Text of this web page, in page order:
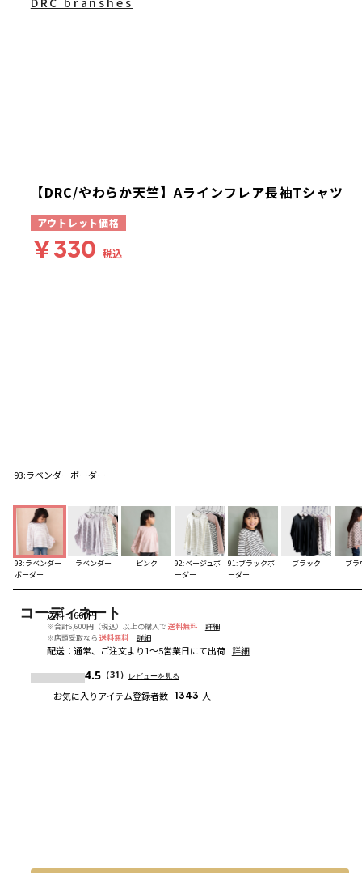
93:ラベンダーボーダー
93:ラベンダー
ボーダー
ラベンダー ピンク
92:ベージュボ
ーダー
91:ブラックボ
ーダー
ブラック ブラ
コーディネート
送料：660円
※合計6,600円（税込）以上の購入で 送料無料
詳細
※店頭受取なら 送料無料 詳細
配送： 通常、ご注文より1～5営業日にて出荷 詳細
4.5（31） レビューを見る
お気に入りアイテム登録者数 1343 人
【DRC/やわらか天竺】Aラインフレア長袖Tシャツ
アウトレット価格
￥330 税込